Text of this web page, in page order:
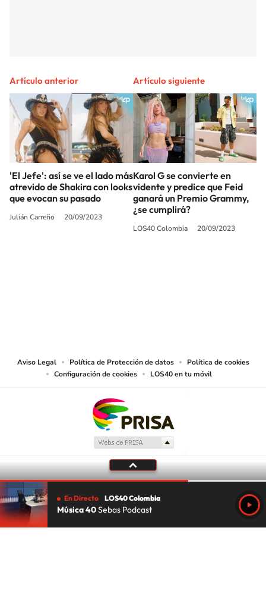
Artículo anterior
'El Jefe': así se ve el lado más
atrevido de Shakira con looks
que evocan su pasado
Julián Carreño 20/09/2023
Artículo siguiente
Karol G se convierte en
vidente y predice que Feid
ganará un Premio Grammy,
¿se cumplirá?
LOS40 Colombia 20/09/2023
Aviso Legal Política de Protección de datos
Política de cookies
Configuración de cookies
LOS40 en tu móvil
En Directo LOS40 Colombia
Música 40Sebas Podcast